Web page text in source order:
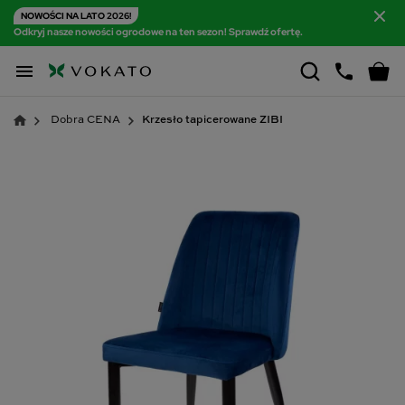
NOWOŚCI NA LATO 2026!
Odkryj nasze nowości ogrodowe na ten sezon! Sprawdź ofertę.

Dobra CENA Krzesło tapicerowane ZIBI